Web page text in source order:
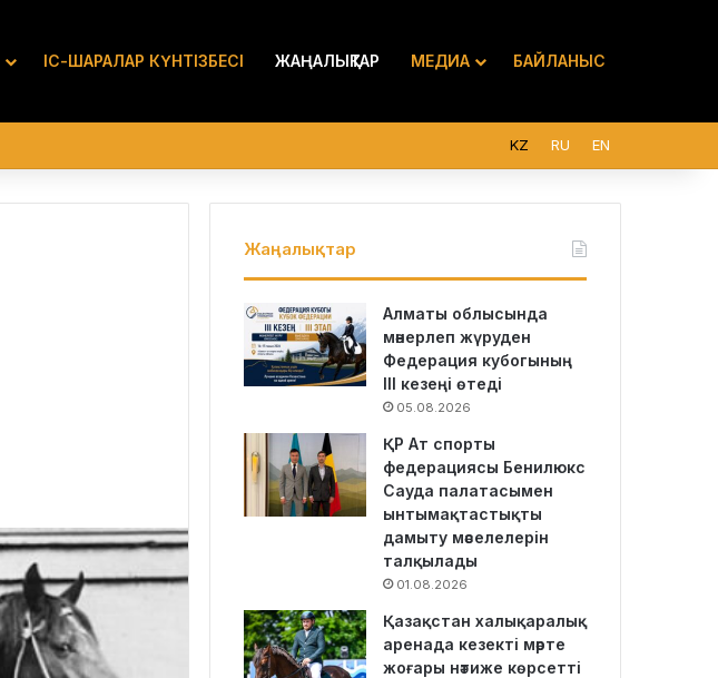
ІС-ШАРАЛАР КҮНТІЗБЕСІ ЖАҢАЛЫҚТАР МЕДИА БАЙЛАНЫС
KZ RU EN
Жаңалықтар
Алматы облысында
мәнерлеп жүруден
Федерация кубогының
III кезеңі өтеді
05.08.2026
ҚР Ат спорты
федерациясы Бенилюкс
Сауда палатасымен
ынтымақтастықты
дамыту мәселелерін
талқылады
01.08.2026
Қазақстан халықаралық
аренада кезекті мәрте
жоғары нәтиже көрсетті